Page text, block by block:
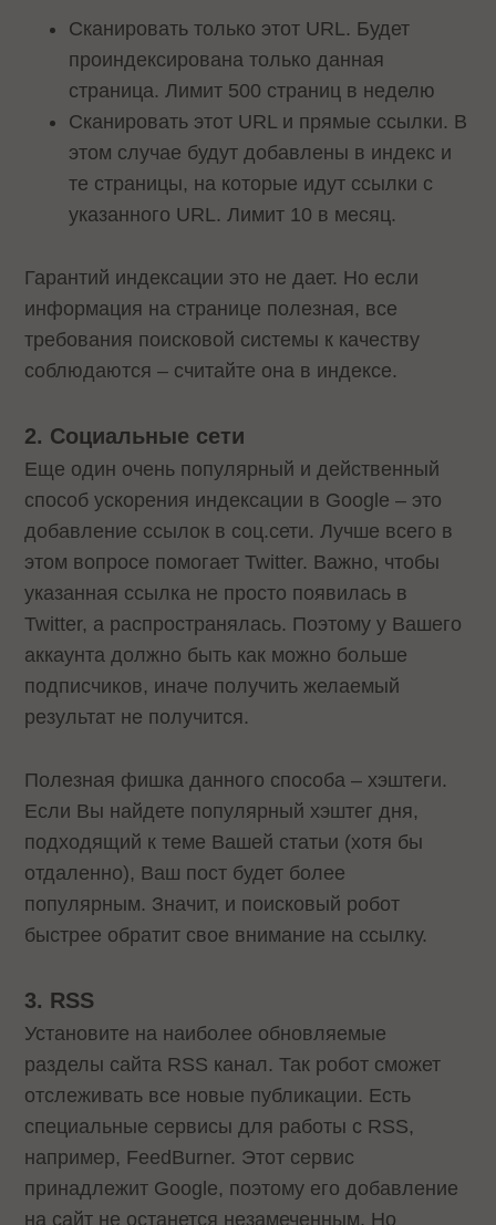
Сканировать только этот URL. Будет
проиндексирована только данная
страница. Лимит 500 страниц в неделю
Сканировать этот URL и прямые ссылки. В
этом случае будут добавлены в индекс и
те страницы, на которые идут ссылки с
указанного URL. Лимит 10 в месяц.
Гарантий индексации это не дает. Но если
информация на странице полезная, все
требования поисковой системы к качеству
соблюдаются – считайте она в индексе.
2. Социальные сети
Еще один очень популярный и действенный
способ ускорения индексации в Google – это
добавление ссылок в соц.сети. Лучше всего в
этом вопросе помогает Twitter. Важно, чтобы
указанная ссылка не просто появилась в
Twitter, а распространялась. Поэтому у Вашего
аккаунта должно быть как можно больше
подписчиков, иначе получить желаемый
результат не получится.
Полезная фишка данного способа – хэштеги.
Если Вы найдете популярный хэштег дня,
подходящий к теме Вашей статьи (хотя бы
отдаленно), Ваш пост будет более
популярным. Значит, и поисковый робот
быстрее обратит свое внимание на ссылку.
3. RSS
Установите на наиболее обновляемые
разделы сайта RSS канал. Так робот сможет
отслеживать все новые публикации. Есть
специальные сервисы для работы с RSS,
например, FeedBurner. Этот сервис
принадлежит Google, поэтому его добавление
на сайт не останется незамеченным. Но